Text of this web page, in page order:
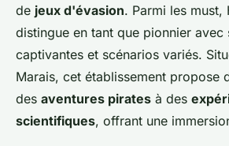
de jeux d'évasion. Parmi les must,
distingue en tant que pionnier avec
captivantes et scénarios variés.
Marais, cet établissement propose
des aventures pirates à des
scientifiques, offrant une